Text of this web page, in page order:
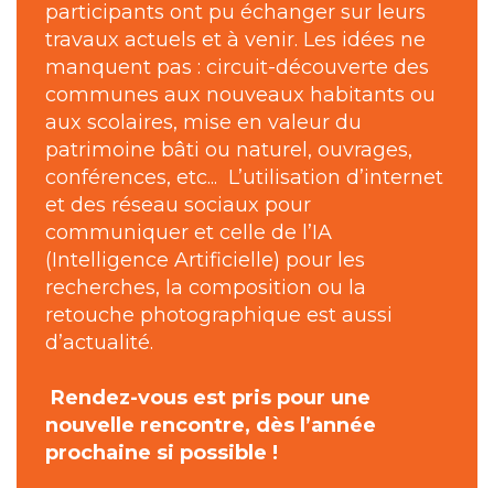
participants ont pu échanger sur leurs
travaux actuels et à venir. Les idées ne
manquent pas : circuit-découverte des
communes aux nouveaux habitants ou
aux scolaires, mise en valeur du
patrimoine bâti ou naturel, ouvrages,
conférences, etc... L’utilisation d’internet
et des réseau sociaux pour
communiquer et celle de l’IA
(Intelligence Artificielle) pour les
recherches, la composition ou la
retouche photographique est aussi
d’actualité.
Rendez-vous est pris pour une
nouvelle rencontre, dès l’année
prochaine si possible !